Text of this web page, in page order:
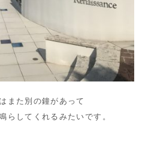
また別の鐘があって
らしてくれるみたいです。